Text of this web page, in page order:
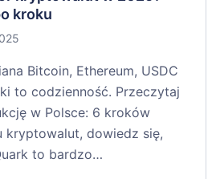
kroku
Bitcoin, Ethereum, USDC
to codzienność. Przeczytaj
w Polsce: 6 kroków
kryptowalut, dowiedz się,
to bardzo…